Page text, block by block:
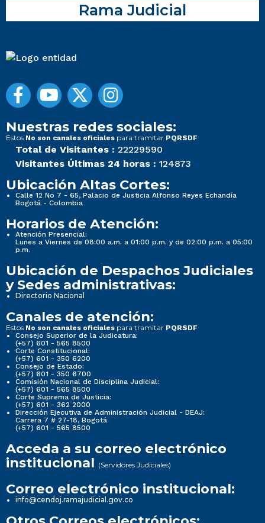
Rama Judicial
Nuestras redes sociales:
Estos No son canales oficiales para tramitar PQRSDF
Total de Visitantes : 22229590
Visitantes Últimas 24 horas : 124873
Ubicación Altas Cortes:
Calle 12 No 7 - 65, Palacio de Justicia Alfonso Reyes Echandía
Bogotá - Colombia
Horarios de Atención:
Atención Presencial:
Lunes a Viernes de 08:00 a.m. a 01:00 p.m. y de 02:00 p.m. a 05:00
p.m.
Ubicación de Despachos Judiciales
y Sedes administrativas:
Directorio Nacional
Canales de atención:
Estos No son canales oficiales para tramitar PQRSDF
Consejo Superior de la Judicatura:
(+57) 601 - 565 8500
Corte Constitucional:
(+57) 601 - 350 6200
Consejo de Estado:
(+57) 601 - 350 6700
Comisión Nacional de Disciplina Judicial:
(+57) 601 - 565 8500
Corte Suprema de Justicia:
(+57) 601 - 362 2000
Dirección Ejecutiva de Administración Judicial - DEAJ:
Carrera 7 # 27-18, Bogotá
(+57) 601 - 565 8500
Acceda a su correo electrónico
institucional (Servidores Judiciales)
Correo electrónico institucional:
info@cendoj.ramajudicial.gov.co